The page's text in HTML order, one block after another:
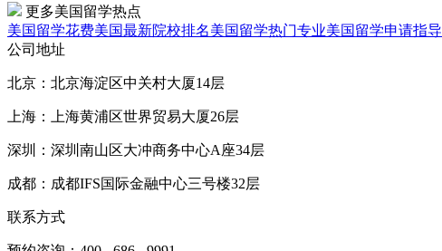
更多美国留学热点
美国留学花费美国最新院校排名美国留学热门专业美国留学申请指导
公司地址
北京：北京海淀区中关村大厦14层
上海：上海黄浦区世界贸易大厦26层
深圳：深圳南山区大冲商务中心A座34层
成都：成都IFS国际金融中心三号楼32层
联系方式